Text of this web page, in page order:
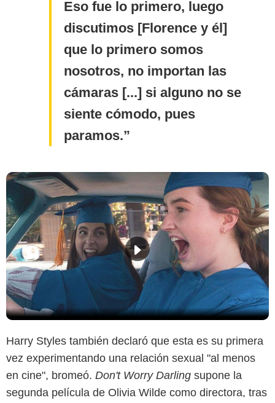
Eso fue lo primero, luego
discutimos [Florence y él]
que lo primero somos
nosotros, no importan las
cámaras [...] si alguno no se
siente cómodo, pues
paramos.
Harry Styles también declaró que esta es su primera
vez experimentando una relación sexual "al menos
en cine", bromeó. Don't Worry Darling supone la
segunda película de Olivia Wilde como directora, tras